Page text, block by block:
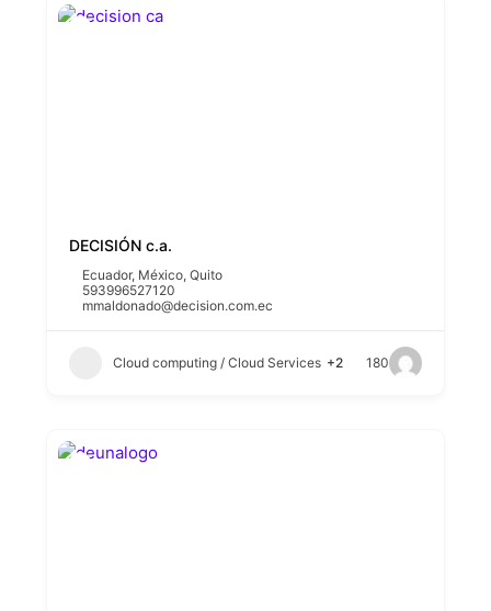
DECISIÓN c.a.
Ecuador, México,Quito
593996527120
mmaldonado@decision.com.ec
Cloud computing / Cloud Services +2 180